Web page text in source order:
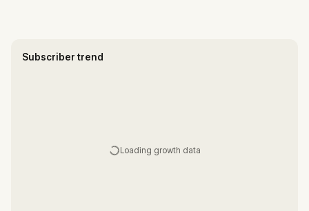
Subscriber trend
Loading growth data